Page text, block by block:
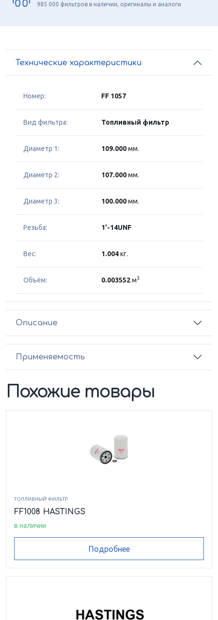
985 000 фильтров в наличии, оригиналы и аналоги
Технические характеристики
Номер: FF 1057
Вид фильтра: Топливный фильтр
Диаметр 1: 109.000мм.
Диаметр 2: 107.000мм.
Диаметр 3: 100.000мм.
Резьба: 1'-14UNF
Вес: 1.004кг.
Объём: 0.003552м3
Описание
Применяемость
Похожие товары
ТОПЛИВНЫЙ ФИЛЬТР
FF1008 HASTINGS
в наличии
Подробнее